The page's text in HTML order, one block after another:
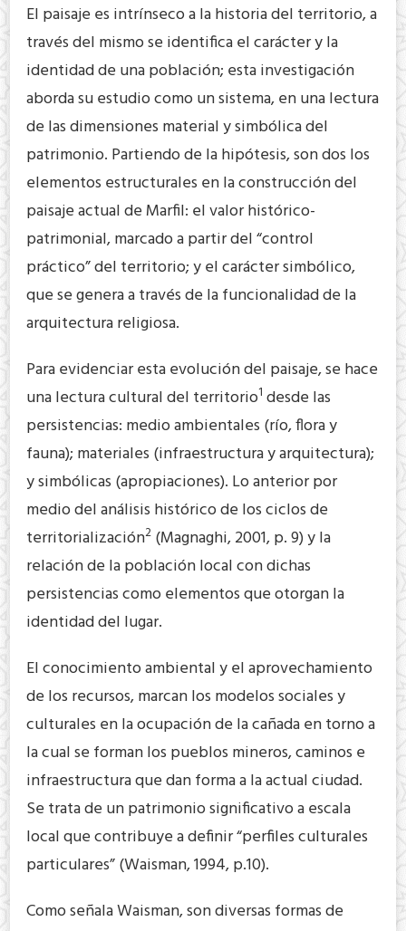
El paisaje es intrínseco a la historia del territorio, a
través del mismo se identifica el carácter y la
identidad de una población; esta investigación
aborda su estudio como un sistema, en una lectura
de las dimensiones material y simbólica del
patrimonio. Partiendo de la hipótesis, son dos los
elementos estructurales en la construcción del
paisaje actual de Marfil: el valor histórico-
patrimonial, marcado a partir del “control
práctico” del territorio; y el carácter simbólico,
que se genera a través de la funcionalidad de la
arquitectura religiosa.
Para evidenciar esta evolución del paisaje, se hace
una lectura cultural del territorio1 desde las
persistencias: medio ambientales (río, flora y
fauna); materiales (infraestructura y arquitectura);
y simbólicas (apropiaciones). Lo anterior por
medio del análisis histórico de los ciclos de
territorialización2 (Magnaghi, 2001, p. 9) y la
relación de la población local con dichas
persistencias como elementos que otorgan la
identidad del lugar.
El conocimiento ambiental y el aprovechamiento
de los recursos, marcan los modelos sociales y
culturales en la ocupación de la cañada en torno a
la cual se forman los pueblos mineros, caminos e
infraestructura que dan forma a la actual ciudad.
Se trata de un patrimonio significativo a escala
local que contribuye a definir “perfiles culturales
particulares” (Waisman, 1994, p.10).
Como señala Waisman, son diversas formas de